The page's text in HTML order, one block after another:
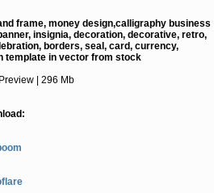
frame, money design,calligraphy business
insignia, decoration, decorative, retro,
borders, seal, card, currency,
template in vector from stock
| 296 Mb